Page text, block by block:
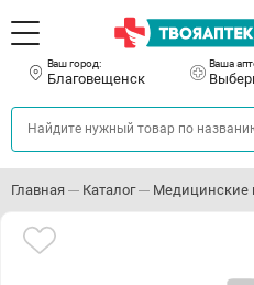
Ваш город:
Благовещенск
Ваша
Главная Каталог Медицинские